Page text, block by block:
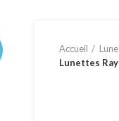
Accueil
Lunettes